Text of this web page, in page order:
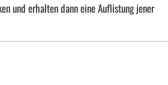
und erhalten dann eine Auflistung jener